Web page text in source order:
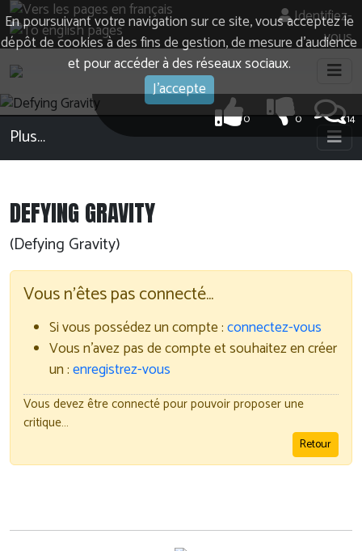
En poursuivant votre navigation sur ce site, vous acceptez le
dépôt de cookies à des fins de gestion, de mesure d’audience
et pour accéder à des réseaux sociaux.
J'accepte
Identifiez-
vous
14
0
0
Plus…
DEFYING GRAVITY
(Defying Gravity)
Vous n'êtes pas connecté…
Si vous possédez un compte :connectez-vous
Vous n'avez pas de compte et souhaitez en créer
un :enregistrez-vous
Vous devez être connecté pour pouvoir proposer une
critique…
Retour